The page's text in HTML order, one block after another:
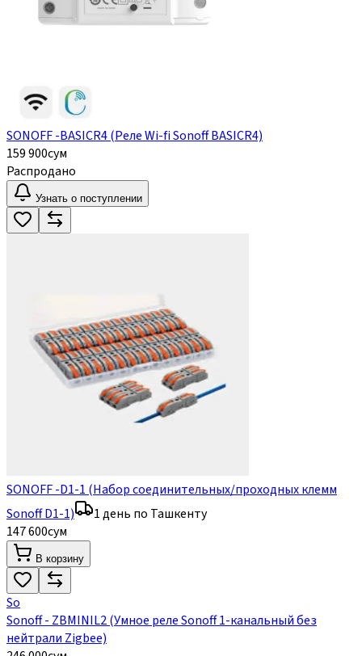
SONOFF -BASICR4 (Реле Wi-fi Sonoff BASICR4)
159 900сум
Распродано
Узнать о поступлении
SONOFF -D1-1 (Набор соединительных/проходных клемм
Sonoff D1-1)
1 день по Ташкенту
147 600сум
В корзину
So
Sonoff - ZBMINIL2 (Умное реле Sonoff 1-канальный без
нейтрали Zigbee)